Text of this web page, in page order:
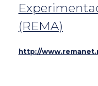
(REMA)
http://